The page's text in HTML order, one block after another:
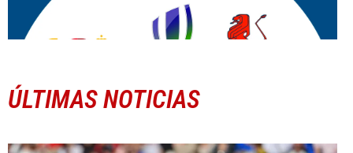
ÚLTIMAS NOTICIAS